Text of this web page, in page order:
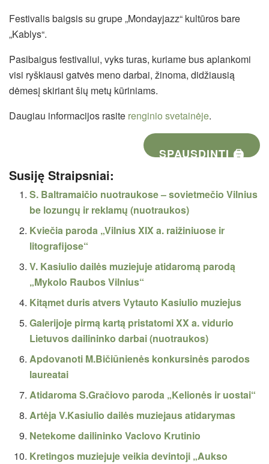
Festivalis baigsis su grupe „Mondayjazz“ kultūros bare
„Kablys“.
Pasibaigus festivaliui, vyks turas, kuriame bus aplankomi
visi ryškiausi gatvės meno darbai, žinoma, didžiausią
dėmesį skiriant šių metų kūriniams.
Daugiau informacijos rasite renginio svetainėje.
SPAUSDINTI 🖨
Susiję Straipsniai:
S. Baltramaičio nuotraukose – sovietmečio Vilnius
be lozungų ir reklamų (nuotraukos)
Kviečia paroda „Vilnius XIX a. raižiniuose ir
litografijose“
V. Kasiulio dailės muziejuje atidaromą parodą
„Mykolo Raubos Vilnius“
Kitąmet duris atvers Vytauto Kasiulio muziejus
Galerijoje pirmą kartą pristatomi XX a. vidurio
Lietuvos dailininko darbai (nuotraukos)
Apdovanoti M.Bičiūnienės konkursinės parodos
laureatai
Atidaroma S.Gračiovo paroda „Kelionės ir uostai“
Artėja V.Kasiulio dailės muziejaus atidarymas
Netekome dailininko Vaclovo Krutinio
Kretingos muziejuje veikia devintoji „Aukso